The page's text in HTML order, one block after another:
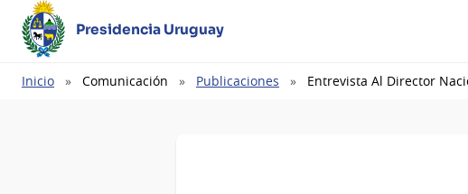
Presidencia Uruguay
Ruta
Inicio Comunicación Publicaciones Entrevista Al Director